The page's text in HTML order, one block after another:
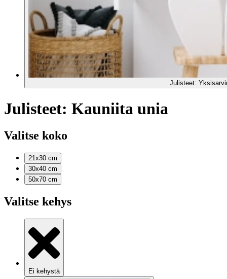
Julisteet:
Julisteet: Kauniita unia
Valitse koko
21x30 cm
30x40 cm
50x70 cm
Valitse kehys
Ei kehystä